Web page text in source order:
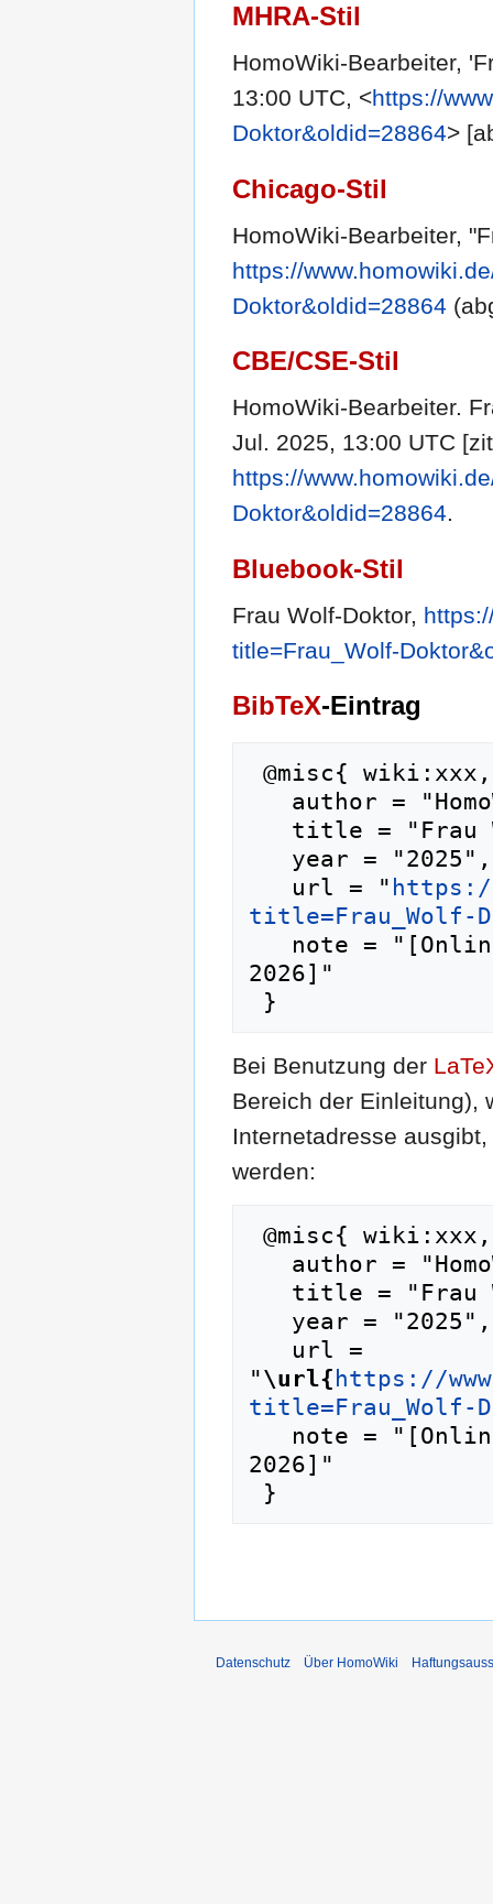
MHRA-Stil
HomoWiki-Bearbeiter,
13:00 UTC, <https://
Doktor&oldid=28864>
Chicago-Stil
HomoWiki-Bearbeiter,
https://
Doktor&oldid=28864
CBE/CSE-Stil
HomoWiki-Bearbeiter.
Jul. 2025, 13:00 UTC
https://
Doktor&oldid=28864.
Bluebook-Stil
Frau Wolf-Doktor,
title=Frau_Wolf-
BibTeX-Eintrag
   url = "
https://
title=Frau_Wolf-
2026]"
Bei Benutzung der
Bereich der Einleitung),
Internetadresse
werden:
"\url{ https://
title=Frau_Wolf-
2026]"
Datenschutz Über HomoWiki